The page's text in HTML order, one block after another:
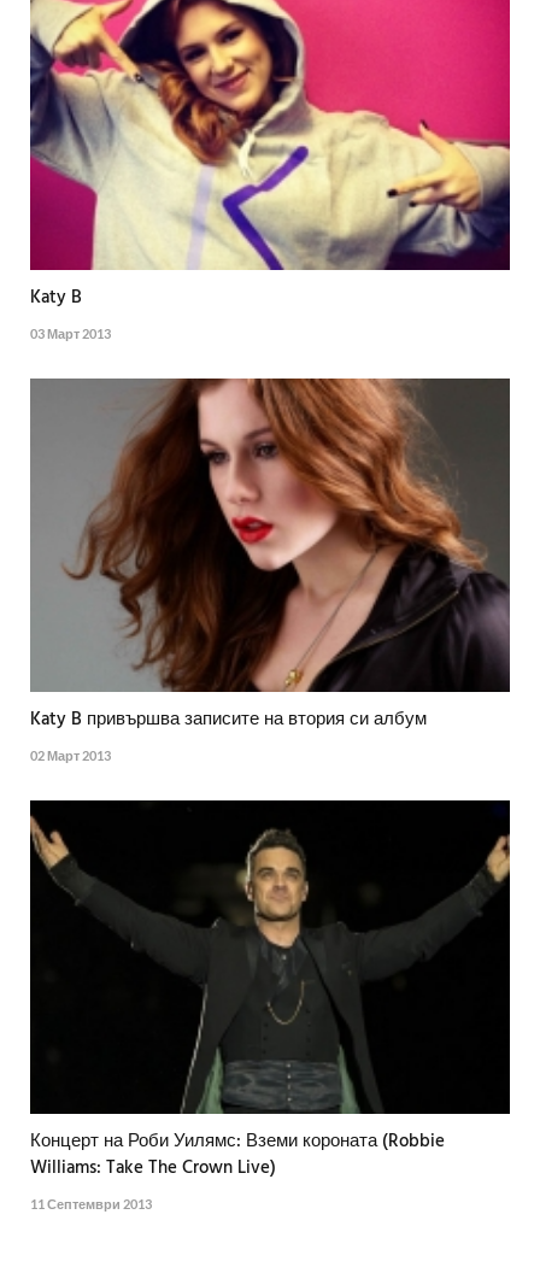
Katy B
03 Март 2013
Katy B привършва записите на втория си албум
02 Март 2013
Концерт на Роби Уилямс: Вземи короната (Robbie
Williams: Take The Crown Live)
11 Септември 2013